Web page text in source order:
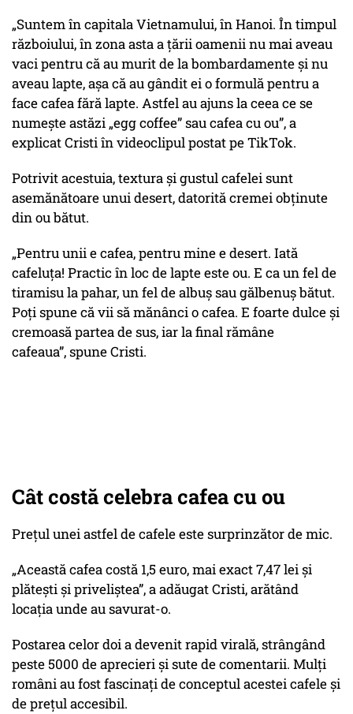
„Suntem în capitala Vietnamului, în Hanoi. În timpul
războiului, în zona asta a țării oamenii nu mai aveau
vaci pentru că au murit de la bombardamente și nu
aveau lapte, așa că au gândit ei o formulă pentru a
face cafea fără lapte. Astfel au ajuns la ceea ce se
numește astăzi „egg coffee” sau cafea cu ou”,a
explicat Cristi în videoclipul postat pe TikTok.
Potrivit acestuia, textura și gustul cafelei sunt
asemănătoare unui desert, datorită cremei obținute
din ou bătut.
„Pentru unii e cafea, pentru mine e desert. Iată
cafeluța! Practic în loc de lapte este ou. E ca un fel de
tiramisu la pahar, un fel de albuș sau gălbenuș bătut.
Poți spune că vii să mănânci o cafea. E foarte dulce și
cremoasă partea de sus, iar la final rămâne
cafeaua”,spune Cristi.
Cât costă celebra cafea cu ou
Prețul unei astfel de cafele este surprinzător de mic.
„Această cafea costă 1,5 euro, mai exact 7,47 lei și
plătești și priveliștea”,a adăugat Cristi, arătând
locația unde au savurat-o.
Postarea celor doi a devenit rapid virală, strângând
peste 5000 de aprecieri și sute de comentarii. Mulți
români au fost fascinați de conceptul acestei cafele și
de prețul accesibil.